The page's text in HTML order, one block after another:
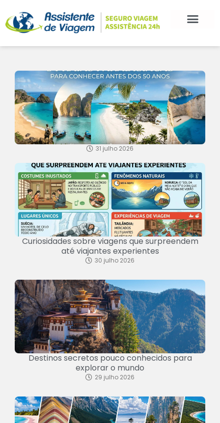
31 julho 2026
Curiosidades sobre viagens que surpreendem
até viajantes experientes
30 julho 2026
Destinos secretos pouco conhecidos para
explorar o mundo
29 julho 2026